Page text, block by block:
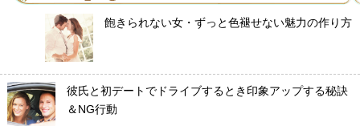
飽きられない女・ずっと色褪せない魅力の作り方
彼氏と初デートでドライブするとき印象アップする秘訣
＆NG行動